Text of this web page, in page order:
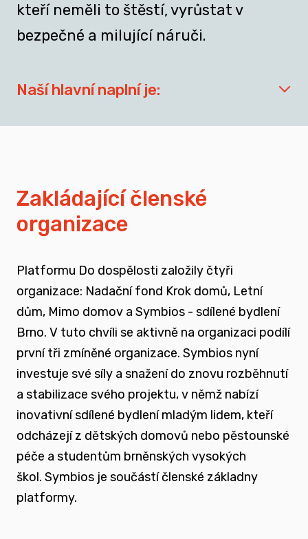
kteří neměli to štěstí, vyrůstat v
bezpečné a milující náruči.
Naší hlavní naplní je:
spojovat sílu hlasu nevládního sektoru v
zapojovat se do advokační činnosti, která
souvisí i se změnou legislativy a systému
jako takového
nést a podporovat sílu hlasu těch, kteří
vyrůstali mimo své biologické rodiny
rozvíjet dialog a vést kontruktivní debaty
spojené se změnou systému péče o
podporovat vzdělání a osvětu nejen u
Zakládající členské
organizace
Platformu Do dospělosti založily čtyři
organizace: Nadační fond Krok domů, Letní
dům, Mimo domov a Symbios - sdílené bydlení
Brno. V tuto chvíli se aktivně na organizaci podílí
první tři zmíněné organizace. Symbios nyní
investuje své síly a snažení do znovu rozběhnutí
a stabilizace svého projektu, v němž nabízí
inovativní sdílené bydlení mladým lidem, kteří
odcházejí z dětských domovů nebo pěstounské
péče a studentům brněnských vysokých
škol. Symbios je součástí členské základny
platformy.